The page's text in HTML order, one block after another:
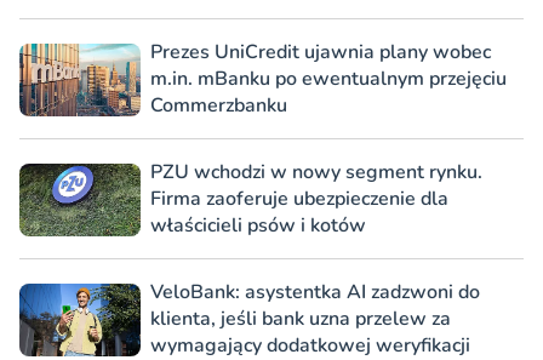
Prezes UniCredit ujawnia plany wobec
m.in. mBanku po ewentualnym przejęciu
Commerzbanku
PZU wchodzi w nowy segment rynku.
Firma zaoferuje ubezpieczenie dla
właścicieli psów i kotów
VeloBank: asystentka AI zadzwoni do
klienta, jeśli bank uzna przelew za
wymagający dodatkowej weryfikacji